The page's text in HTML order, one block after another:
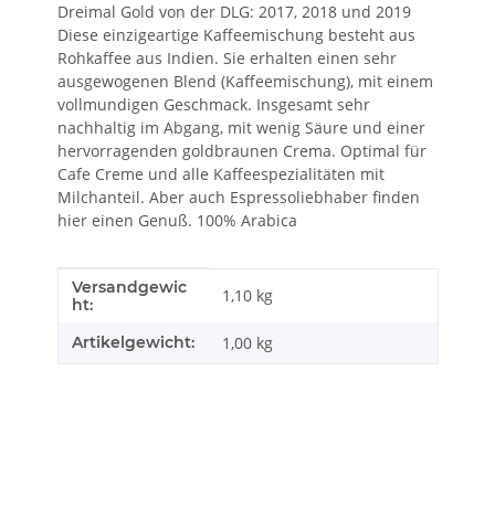
Dreimal Gold von der DLG: 2017, 2018 und 2019
Diese einzigeartige Kaffeemischung besteht aus
Rohkaffee aus Indien. Sie erhalten einen sehr
ausgewogenen Blend (Kaffeemischung), mit einem
vollmundigen Geschmack. Insgesamt sehr
nachhaltig im Abgang, mit wenig Säure und einer
hervorragenden goldbraunen Crema. Optimal für
Cafe Creme und alle Kaffeespezialitäten mit
Milchanteil. Aber auch Espressoliebhaber finden
hier einen Genuß. 100% Arabica
Produkteigenschaft
Wert
Versandgewic
ht:
1,10 kg
Artikelgewicht: 1,00 kg